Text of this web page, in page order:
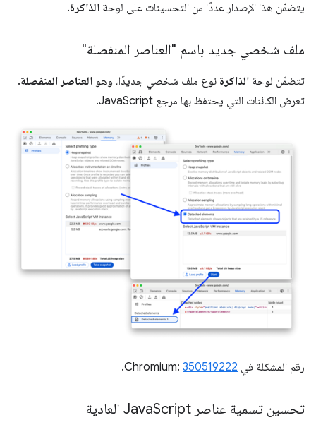
يتضمّن هذا الإصدار عددًا من التحسينات على لوحة الذاكرة.
ملف شخصي جديد باسم "العناصر المنفصلة"
تتضمّن لوحة الذاكرة نوع ملف شخصي جديدًا، وهو العناصر المنفصلة.
تعرض الكائنات التي يحتفظ بها مرجع JavaScript.
رقم المشكلة في Chromium: 350519222
.
تحسين تسمية عناصر Java Script العادية